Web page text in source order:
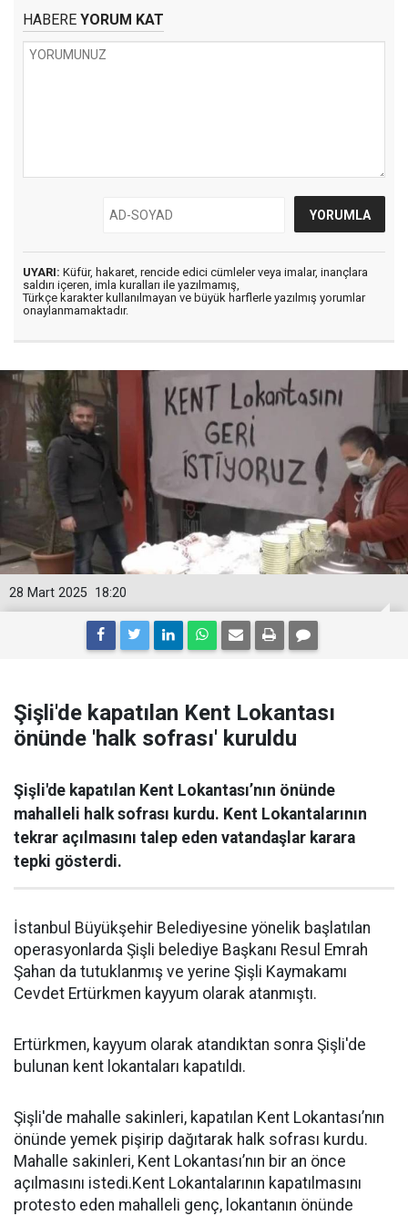
HABERE YORUM KAT
UYARI: Küfür, hakaret, rencide edici cümleler veya imalar, inançlara
saldırı içeren, imla kuralları ile yazılmamış,
Türkçe karakter kullanılmayan ve büyük harflerle yazılmış yorumlar
onaylanmamaktadır.
18:20
28 Mart 2025
Şişli'de kapatılan Kent Lokantası
önünde 'halk sofrası' kuruldu
Şişli'de kapatılan Kent Lokantası’nın önünde
mahalleli halk sofrası kurdu. Kent Lokantalarının
tekrar açılmasını talep eden vatandaşlar karara
tepki gösterdi.
İstanbul Büyükşehir Belediyesine yönelik başlatılan
operasyonlarda Şişli belediye Başkanı Resul Emrah
Şahan da tutuklanmış ve yerine Şişli Kaymakamı
Cevdet Ertürkmen kayyum olarak atanmıştı.
Ertürkmen, kayyum olarak atandıktan sonra Şişli'de
bulunan kent lokantaları kapatıldı.
Şişli'de mahalle sakinleri, kapatılan Kent Lokantası’nın
önünde yemek pişirip dağıtarak halk sofrası kurdu.
Mahalle sakinleri, Kent Lokantası’nın bir an önce
açılmasını istedi.Kent Lokantalarının kapatılmasını
protesto eden mahalleli genç, lokantanın önünde